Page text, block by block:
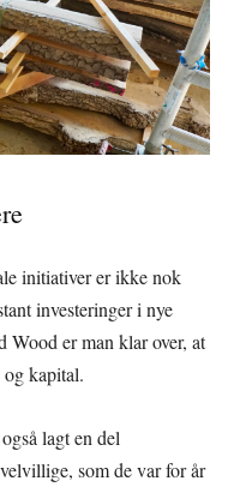
initiativer er ikke nok
investeringer i nye
Wood er man klar over, at
kapital.
lagt en del
som de var for år